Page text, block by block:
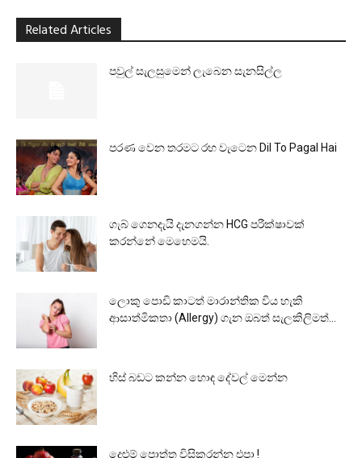
Related Articles
පවුල් සැලසුමෙන් ලැබෙන සැනසිල්ල
පරණ වෙන තරමට රහ වැටෙන Dil To Pagal Hai
ගැබ් ගෙනදැයි දැනගන්න HCG පරීක්ෂාවක්
කරන්නේ මෙහෙමයි.
ලොකු පොඩි කාටත් මාරාන්තික විය හැකි
ආසාත්මිකතා (Allergy) ගැන ඔබත් සැලකිලිමත්...
හිස් බඩට කන්න හොඳ දේවල් මෙන්න
දෙළුම් පොත්ත විසිකරන්න එපා !